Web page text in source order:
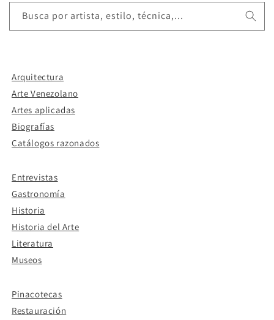
Busca por artista, estilo, técnica,...
Arquitectura
Arte Venezolano
Artes aplicadas
Biografías
Catálogos razonados
Entrevistas
Gastronomía
Historia
Historia del Arte
Literatura
Museos
Pinacotecas
Restauración